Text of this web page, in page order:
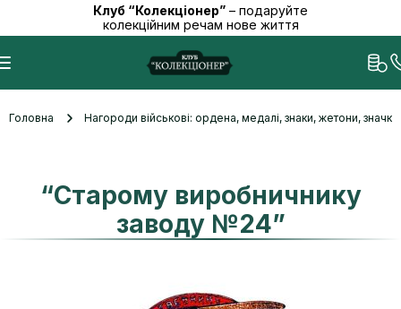
Клуб “Колекціонер” – подаруйте
колекційним речам нове життя
Головна Нагороди військові: ордена, медалі, знаки, жетони,
“Старому виробничнику
заводу №24”